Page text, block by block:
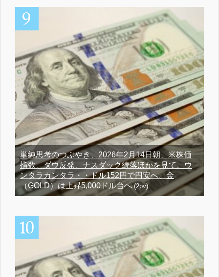
単純思考のつぶやき、2026年2月14日朝、米株価
指数、ダウ反発、ナスダック続落ほかを見て、ウ
ンタラカンタラ・・ドル152円で円安へ、金
（GOLD）は上昇5,000ドル台へ(2pv)